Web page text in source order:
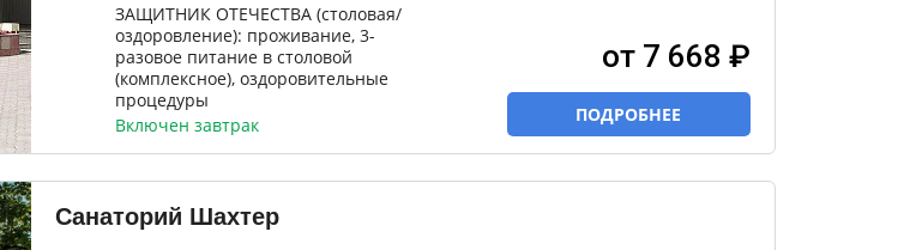
ЗАЩИТНИК ОТЕЧЕСТВА (столовая/
оздоровление): проживание, 3-
разовое питание в столовой
(комплексное), оздоровительные
процедуры
Включен завтрак
от 7 668 ₽
ПОДРОБНЕЕ
Санаторий Шахтер